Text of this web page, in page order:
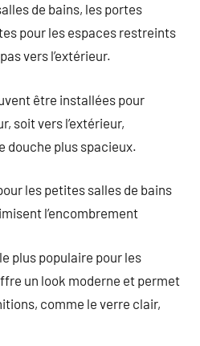
de bains, les portes
pour les espaces restreints
vers l’extérieur.
être installées pour
soit vers l’extérieur,
douche plus spacieux.
les petites salles de bains
l’encombrement
plus populaire pour les
un look moderne et permet
comme le verre clair,